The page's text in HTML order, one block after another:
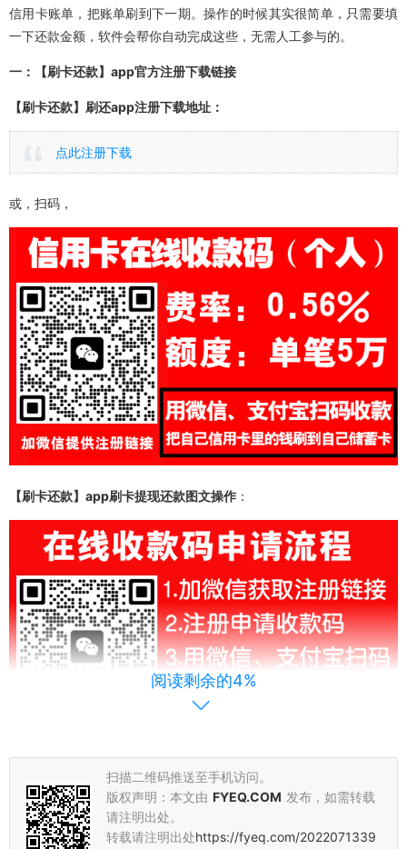
信用卡账单，把账单刷到下一期。操作的时候其实很简单，只需要填
一下还款金额，软件会帮你自动完成这些，无需人工参与的。
一：【刷卡还款】app官方注册下载链接
【刷卡还款】刷还app注册下载地址：
点此注册下载
或，扫码，
【刷卡还款】app刷卡提现还款图文操作 ：
完成注册后，跟着提示下载并安装好【刷卡还款】APP，进行实名认
阅读剩余的4%
扫描二维码推送至手机访问。
版权声明：本文由 FYEQ.COM 发布，如需转载
请注明出处。
转载请注明出处https://fyeq.com/2022071339